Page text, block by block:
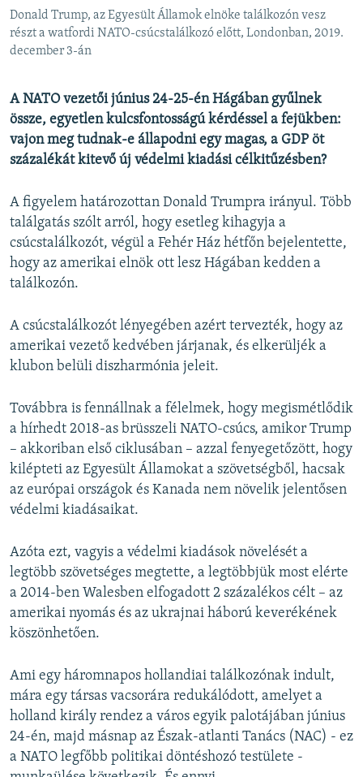
KÖVESSEN MINKET!
Valamennyi RFE/RL weboldal
Donald Trump, az Egyesült Államok elnöke találkozón vesz
részt a watfordi NATO-csúcstalálkozó előtt, Londonban, 2019.
december 3-án
A NATO vezetői június 24-25-én Hágában gyűlnek
össze, egyetlen kulcsfontosságú kérdéssel a fejükben:
vajon meg tudnak-e állapodni egy magas, a GDP öt
százalékát kitevő új védelmi kiadási célkitűzésben?
A figyelem határozottan Donald Trumpra irányul. Több
találgatás szólt arról, hogy esetleg kihagyja a
csúcstalálkozót, végül a Fehér Ház hétfőn bejelentette,
hogy az amerikai elnök ott lesz Hágában kedden a
találkozón.
A csúcstalálkozót lényegében azért tervezték, hogy az
amerikai vezető kedvében járjanak, és elkerüljék a
klubon belüli diszharmónia jeleit.
Továbbra is fennállnak a félelmek, hogy megismétlődik
a hírhedt 2018-as brüsszeli NATO-csúcs, amikor Trump
– akkoriban első ciklusában – azzal fenyegetőzött, hogy
kilépteti az Egyesült Államokat a szövetségből, hacsak
az európai országok és Kanada nem növelik jelentősen
védelmi kiadásaikat.
Azóta ezt, vagyis a védelmi kiadások növelését a
legtöbb szövetséges megtette, a legtöbbjük most elérte
a 2014-ben Walesben elfogadott 2 százalékos célt – az
amerikai nyomás és az ukrajnai háború keverékének
köszönhetően.
Ami egy háromnapos hollandiai találkozónak indult,
mára egy társas vacsorára redukálódott, amelyet a
holland király rendez a város egyik palotájában június
24-én, majd másnap az Észak-atlanti Tanács (NAC) - ez
a NATO legfőbb politikai döntéshozó testülete -